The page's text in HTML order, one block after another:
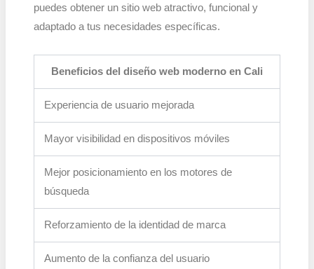
puedes obtener un sitio web atractivo, funcional y
adaptado a tus necesidades específicas.
Beneficios del diseño web moderno en Cali
Experiencia de usuario mejorada
Mayor visibilidad en dispositivos móviles
Mejor posicionamiento en los motores de
búsqueda
Reforzamiento de la identidad de marca
Aumento de la confianza del usuario